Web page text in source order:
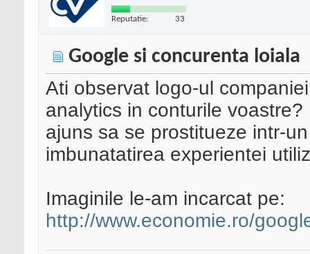
Reputatie: 33
Google si concurenta loiala
Ati observat logo-ul
analytics in conturile
ajuns sa se prostitueze intr-
imbunatatirea experientei
Imaginile le-am incarcat pe:
http://www.economie.ro/